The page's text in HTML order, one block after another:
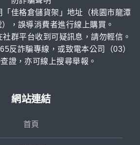
佳格倉儲貨架」地址（桃園市龍潭
，誤導消費者進行線上購買。
群平台收到可疑訊息，請勿輕信。
反詐騙專線，或致電本公司（03）
證，亦可線上搜尋舉報。
網站連結
首頁